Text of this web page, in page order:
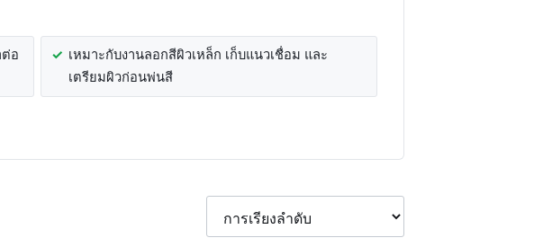
อ
เหมาะกับงานลอกสีผิวเหล็ก เก็บแนวเชื่อม และ
เตรียมผิวก่อนพ่นสี